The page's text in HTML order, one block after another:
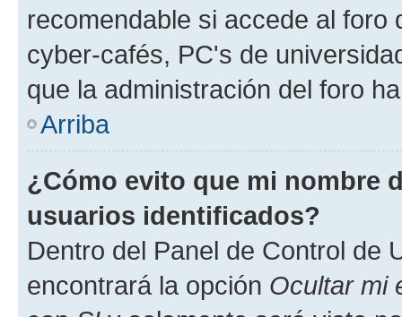
recomendable si accede al foro
cyber-cafés, PC's de
que la administración del foro
Arriba
¿Cómo evito que mi nombre
usuarios identificados?
Dentro del Panel de Control de
encontrará la opción Ocultar mi